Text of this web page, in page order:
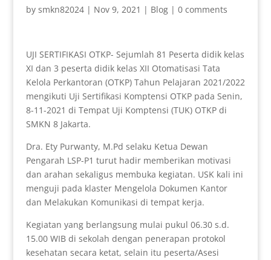
by smkn82024| Nov 9, 2021 | Blog| 0 comments
UJI SERTIFIKASI OTKP- Sejumlah 81 Peserta didik kelas
XI dan 3 peserta didik kelas XII Otomatisasi Tata
Kelola Perkantoran (OTKP) Tahun Pelajaran 2021/2022
mengikuti Uji Sertifikasi Komptensi OTKP pada Senin,
8-11-2021 di Tempat Uji Komptensi (TUK) OTKP di
SMKN 8 Jakarta.
Dra. Ety Purwanty, M.Pd selaku Ketua Dewan
Pengarah LSP-P1 turut hadir memberikan motivasi
dan arahan sekaligus membuka kegiatan. USK kali ini
menguji pada klaster Mengelola Dokumen Kantor
dan Melakukan Komunikasi di tempat kerja.
Kegiatan yang berlangsung mulai pukul 06.30 s.d.
15.00 WIB di sekolah dengan penerapan protokol
kesehatan secara ketat, selain itu peserta/Asesi